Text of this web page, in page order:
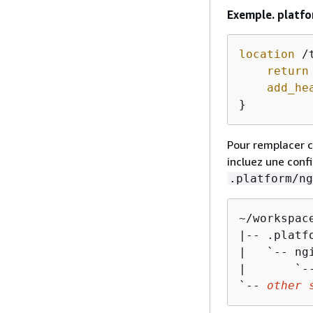
Exemple.
location /
return
}
Pour remplacer
incluez une
.platform/
~/
|--
|   `--
|       `--
`-- other